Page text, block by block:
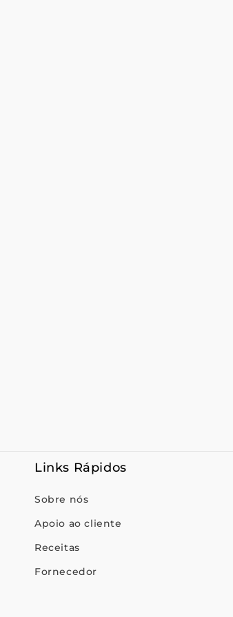
Links Rápidos
Sobre nós
Apoio ao cliente
Receitas
Fornecedor